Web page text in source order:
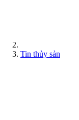
Tin thủy sản